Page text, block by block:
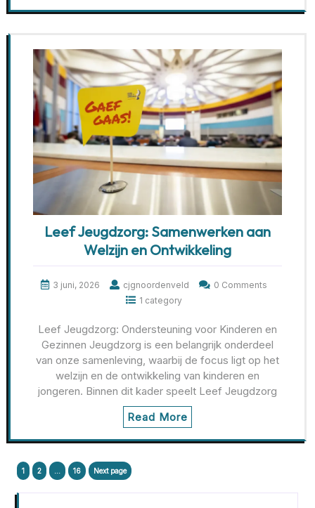
Leef Jeugdzorg: Samenwerken aan
Welzijn en Ontwikkeling
3 juni, 2026 cjgnoordenveld
0 Comments
1 category
Leef Jeugdzorg: Ondersteuning voor Kinderen en
Gezinnen Jeugdzorg is een belangrijk onderdeel
van onze samenleving, waarbij de focus ligt op het
welzijn en de ontwikkeling van kinderen en
jongeren. Binnen dit kader speelt Leef Jeugdzorg
Read More
Berichtnavigatie
Page
1 Page
2 … Page
16 Next page